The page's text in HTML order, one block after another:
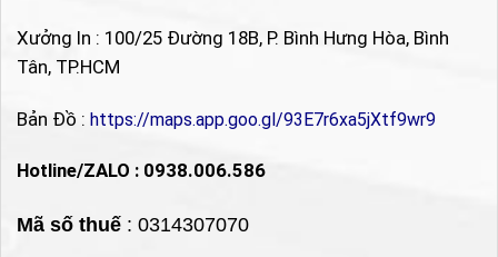
Xưởng In : 100/25 Đường 18B, P. Bình Hưng Hòa, Bình
Tân, TP.HCM
Bản Đồ : https://maps.app.goo.gl/93E7r6xa5jXtf9wr9
Hotline/ZALO : 0938.006.586
Mã số thuế : 0314307070